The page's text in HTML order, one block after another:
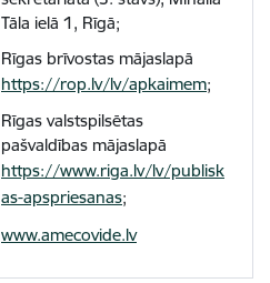
Tāla ielā 1, Rīgā;
Rīgas brīvostas mājaslapā
https://rop.lv/lv/apkaimem;
Rīgas valstspilsētas
pašvaldības mājaslapā
https://www.riga.lv/lv/publisk
as-apspriesanas;
www.amecovide.lv